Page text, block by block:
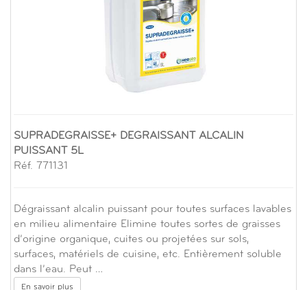
SUPRADEGRAISSE+ DEGRAISSANT ALCALIN
PUISSANT 5L
Réf. 771131
Dégraissant alcalin puissant pour toutes surfaces lavables
en milieu alimentaire Elimine toutes sortes de graisses
d’origine organique, cuites ou projetées sur sols,
surfaces, matériels de cuisine, etc. Entièrement soluble
dans l’eau. Peut …
En savoir plus